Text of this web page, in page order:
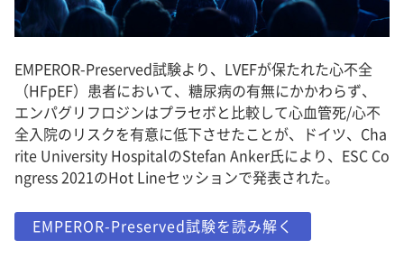
EMPEROR-Preserved試験より、LVEFが保たれた心不全
（HFpEF）患者において、糖尿病の有無にかかわらず、
エンパグリフロジンはプラセボと比較して心血管死/心不
全入院のリスクを有意に低下させたことが、ドイツ、Cha
rite University HospitalのStefan Anker氏により、ESC Co
ngress 2021のHot Lineセッションで発表された。
EMPEROR-Preserved試験を読み解く